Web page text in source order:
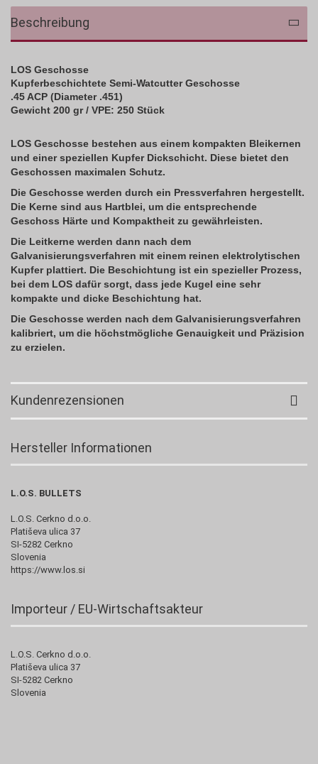
Beschreibung
LOS Geschosse
Kupferbeschichtete Semi-Watcutter Geschosse
.45 ACP (Diameter .451)
Gewicht 200 gr / VPE: 250 Stück
LOS Geschosse bestehen aus einem kompakten Bleikernen
und einer speziellen Kupfer Dickschicht. Diese bietet den
Geschossen maximalen Schutz.
Die Geschosse werden durch ein Pressverfahren hergestellt.
Die Kerne sind aus Hartblei, um die entsprechende
Geschoss Härte und Kompaktheit zu gewährleisten.
Die Leitkerne werden dann nach dem
Galvanisierungsverfahren mit einem reinen elektrolytischen
Kupfer plattiert. Die Beschichtung ist ein spezieller Prozess,
bei dem LOS dafür sorgt, dass jede Kugel eine sehr
kompakte und dicke Beschichtung hat.
Die Geschosse werden nach dem Galvanisierungsverfahren
kalibriert, um die höchstmögliche Genauigkeit und Präzision
zu erzielen.
Kundenrezensionen
Hersteller Informationen
L.O.S. BULLETS
L.O.S. Cerkno d.o.o.
Platiševa ulica 37
SI-5282 Cerkno
Slovenia
https://www.los.si
Importeur / EU-Wirtschaftsakteur
L.O.S. Cerkno d.o.o.
Platiševa ulica 37
SI-5282 Cerkno
Slovenia